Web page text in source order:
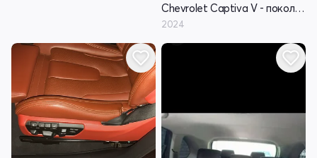
Chevrolet Captiva V - поколение
2024